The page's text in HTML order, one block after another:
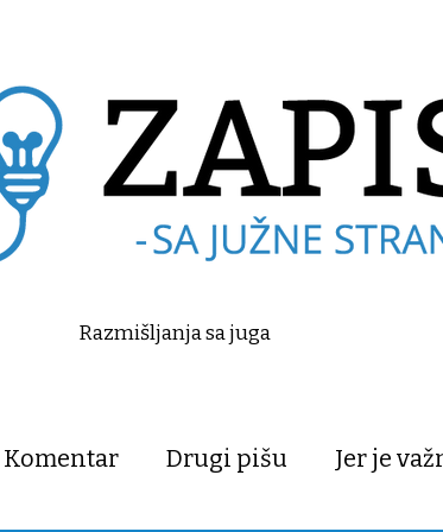
Razmišljanja sa juga
Komentar Drugi pišu Jer je